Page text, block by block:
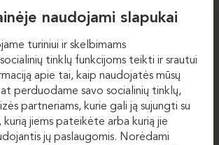
Darbo kėdės
naudojami slapukai
turiniui ir skelbimams
tinklų funkcijoms teikti ir srautui
apie tai, kaip naudojatės mūsų
perduodame savo socialinių tinklų,
partneriams, kurie gali ją sujungti su
kurią jiems pateikėte arba kurią jie
jų paslaugomis. Norėdami